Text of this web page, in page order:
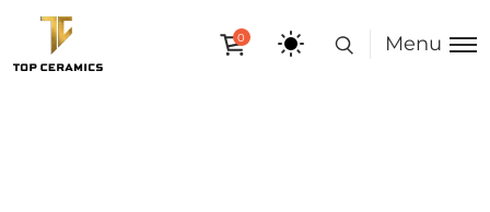
0 Menu